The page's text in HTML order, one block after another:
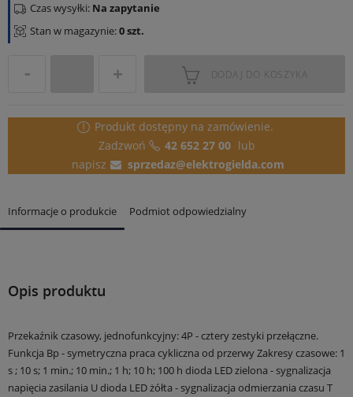
Stan w magazynie:0 szt.
Czas wysyłki: Na zapytanie
DODAJ DO KOSZYKA
Produkt dostępny na zamówienie.
Zadzwoń
42 652 27 00 lub
napisz
sprzedaz@elektrogielda.com
Informacje o produkcie Podmiot odpowiedzialny
Opis produktu
Przekaźnik czasowy, jednofunkcyjny: 4P - cztery zestyki przełączne.
Funkcja Bp - symetryczna praca cykliczna od przerwyZakresy czasowe: 1
s ; 10 s; 1 min.; 10 min.; 1 h; 10 h; 100 h dioda LED zielona - sygnalizacja
napięcia zasilania U dioda LED żółta - sygnalizacja odmierzania czasu T